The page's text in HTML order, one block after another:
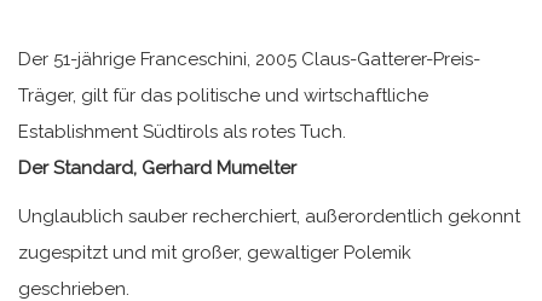
Der 51-jährige Franceschini, 2005 Claus-Gatterer-Preis-
Träger, gilt für das politische und wirtschaftliche
Establishment Südtirols als rotes Tuch.
Der Standard, Gerhard Mumelter
Unglaublich sauber recherchiert, außerordentlich gekonnt
zugespitzt und mit großer, gewaltiger Polemik
geschrieben.